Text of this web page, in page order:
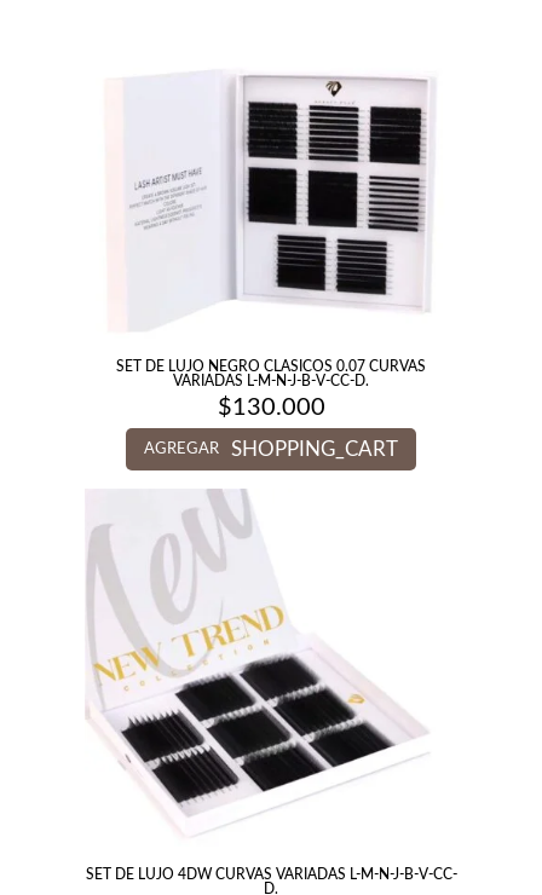
SET DE LUJO NEGRO CLASICOS 0.07 CURVAS
VARIADAS L-M-N-J-B-V-CC-D.
$130.000
AGREGAR SHOPPING_CART
SET DE LUJO 4DW CURVAS VARIADAS L-M-N-J-B-V-CC-
D.